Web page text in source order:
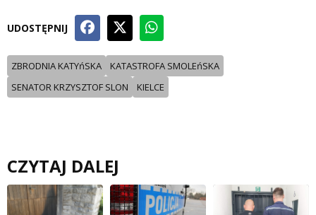
UDOSTĘPNIJ
ZBRODNIA KATYńSKA
KATASTROFA SMOLEńSKA
SENATOR KRZYSZTOF SLON
KIELCE
CZYTAJ DALEJ